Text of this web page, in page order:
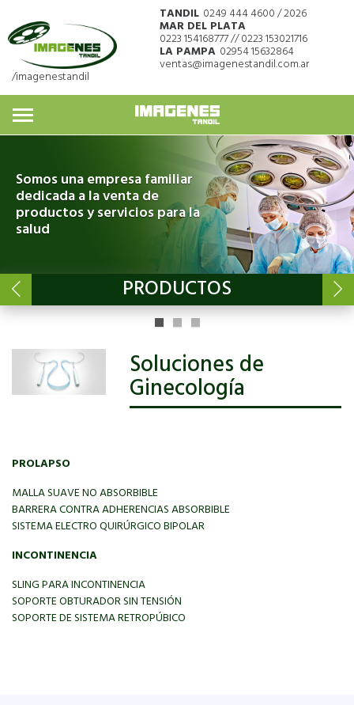
TANDIL 0249 444 4600 / 2026
MAR DEL PLATA
0223 154168777 // 0223 153021716
LA PAMPA 02954 15632864
ventas@imagenestandil.com.ar
/imagenestandil
Somos una empresa familiar
dedicada a la venta de
productos y servicios para la
salud
PRODUCTOS
Soluciones de
Ginecología
PROLAPSO
MALLA SUAVE NO ABSORBIBLE
BARRERA CONTRA ADHERENCIAS ABSORBIBLE
SISTEMA ELECTRO QUIRÚRGICO BIPOLAR
INCONTINENCIA
SLING PARA INCONTINENCIA
SOPORTE OBTURADOR SIN TENSIÓN
SOPORTE DE SISTEMA RETROPÚBICO